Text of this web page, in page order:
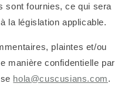
sont fournies, ce qui sera
la législation applicable.
plaintes et/ou
manière confidentielle par
hola@cuscusians.com.